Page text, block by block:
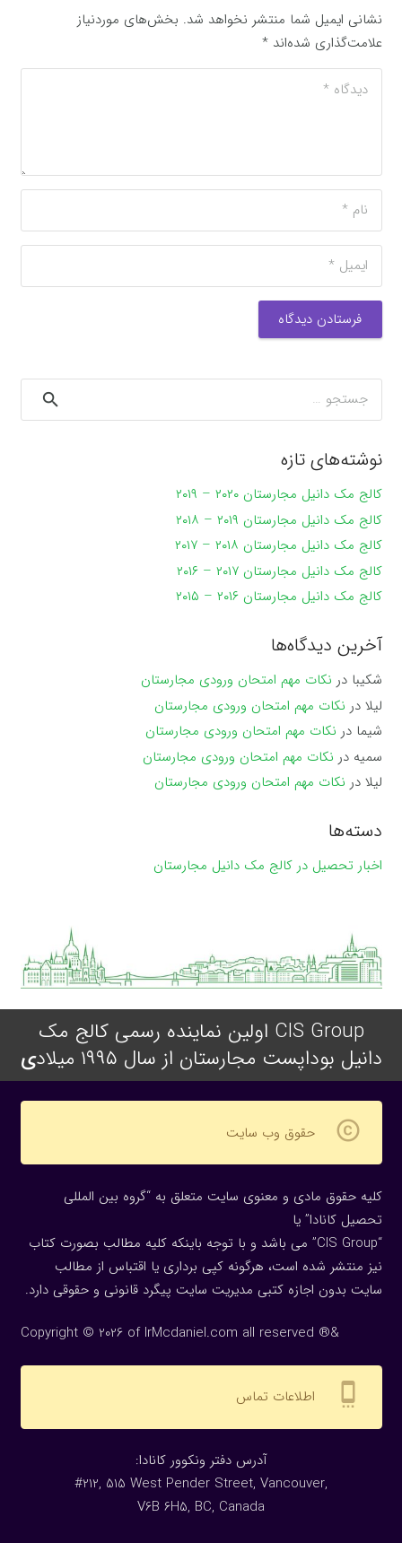
نشانی ایمیل شما منتشر نخواهد شد. بخش‌های موردنیاز
علامت‌گذاری شده‌اند*
فرستادن دیدگاه
برای:
نوشته‌های تازه
کالج مک دانیل مجارستان ۲۰۲۰ – ۲۰۱۹
کالج مک دانیل مجارستان ۲۰۱۹ – ۲۰۱۸
کالج مک دانیل مجارستان ۲۰۱۸ – ۲۰۱۷
کالج مک دانیل مجارستان ۲۰۱۷ – ۲۰۱۶
کالج مک دانیل مجارستان ۲۰۱۶ – ۲۰۱۵
آخرین دیدگاه‌ها
شکیبا در نکات مهم امتحان ورودی مجارستان
لیلا در نکات مهم امتحان ورودی مجارستان
شیما در نکات مهم امتحان ورودی مجارستان
سمیه در نکات مهم امتحان ورودی مجارستان
لیلا در نکات مهم امتحان ورودی مجارستان
دسته‌ها
اخبار تحصیل در کالج مک دانیل مجارستان
CIS Group اولین نماینده رسمی کالج مک
دانیل بوداپست مجارستان از سال ۱۹۹۵ میلاد
ی
copyright حقوق وب سایت
کلیه حقوق مادی و معنوی سایت متعلق به “گروه بین المللی
تحصیل کانادا” یا
“CIS Group” می باشد و با توجه باینکه کلیه مطالب بصورت کتاب
نیز منتشر شده است، هرگونه كپی برداری یا اقتباس از مطالب
سایت بدون اجازه كتبی مدیریت سایت پیگرد قانونی و حقوقی دارد.
Copyright © 2026 of IrMcdaniel.com all reserved ®&
settings_cell اطلاعات تماس
:آدرس دفتر ونکوور کانادا
#212, 515 West Pender Street, Vancouver,
V6B 6H5, BC, Canada